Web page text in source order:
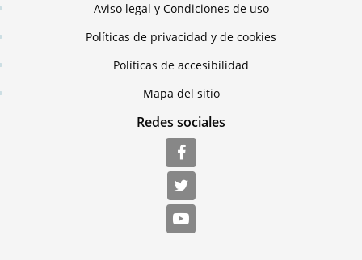
Aviso legal y Condiciones de uso
Políticas de privacidad y de cookies
Políticas de accesibilidad
Mapa del sitio
Redes sociales